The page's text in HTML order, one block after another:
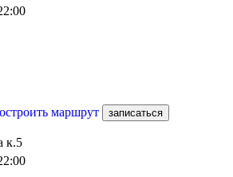
маршрут записаться
к.5